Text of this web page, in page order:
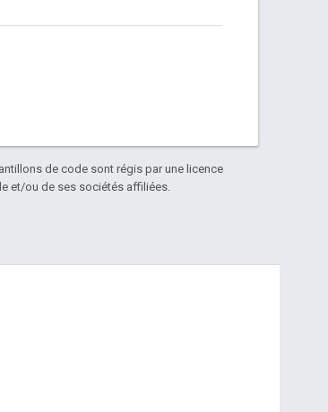
de code sont régis par une licence
et/ou de ses sociétés affiliées.